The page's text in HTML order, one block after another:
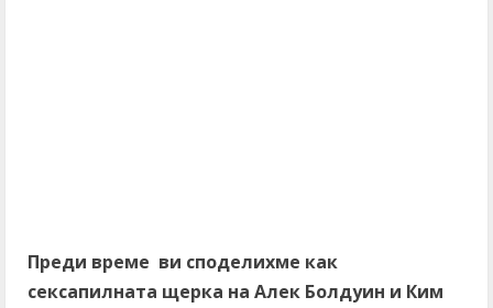
Преди време ви споделихме как
сексапилната щерка на Алек Болдуин и Ким